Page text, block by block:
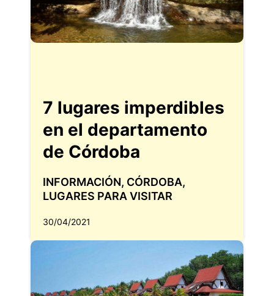
7 lugares imperdibles
en el departamento
de Córdoba
INFORMACIÓN, CÓRDOBA,
LUGARES PARA VISITAR
30/04/2021